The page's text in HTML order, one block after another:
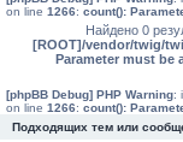
on line 1266: count():
Найдено 0
[ROOT]/vendor/twig/
Parameter must be
[phpBB Debug] PHP Warning:
on line 1266: count():
Подходящих тем или